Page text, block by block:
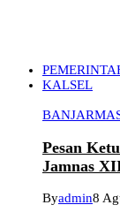
KALSEL
Pesan
Jamnas
Byadmin8